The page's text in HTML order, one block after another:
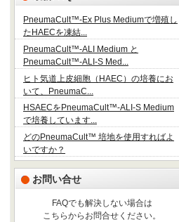
PneumaCult™-Ex Plus Mediumで増殖し
たHAECを凍結...
PneumaCult™-ALI Medium と
PneumaCult™-ALI-S Med...
ヒト気道上皮細胞（HAEC）の培養にお
いて、PneumaC...
HSAECをPneumaCult™-ALI-S Medium
で培養しています...
どのPneumaCult™ 培地を使用すればよ
いですか？
お問い合せ
FAQでも解決しない場合は
こちらからお問合せください。